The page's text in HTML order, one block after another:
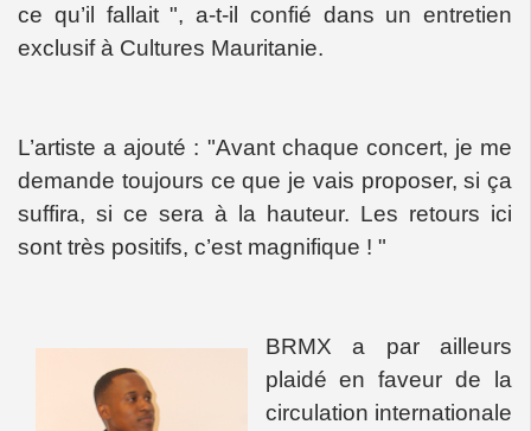
ce qu’il fallait ", a-t-il confié dans un entretien
exclusif à Cultures Mauritanie.
L’artiste a ajouté : "Avant chaque concert, je me
demande toujours ce que je vais proposer, si ça
suffira, si ce sera à la hauteur. Les retours ici
sont très positifs, c’est magnifique ! "
BRMX a par ailleurs
plaidé en faveur de la
circulation internationale